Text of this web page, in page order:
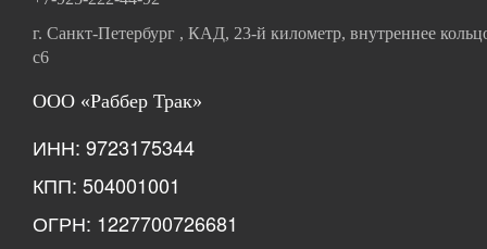
г. Санкт-Петербург , КАД, 23-й километр, внутреннее
с6
ООО «Раббер Трак»
ИНН: 9723175344
КПП: 504001001
ОГРН: 1227700726681